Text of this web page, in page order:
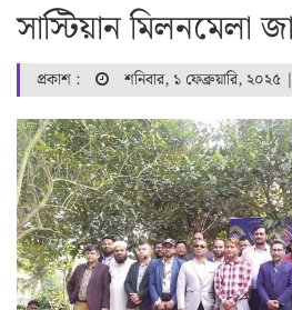
সাস্টিয়ান মিলনমেলা
প্রকাশ : শনিবার, ১ ফেব্রুয়ারি,